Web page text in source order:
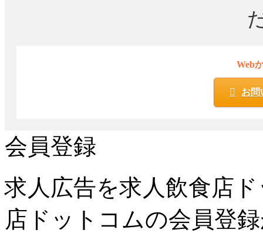
Web
お問
会員登録
求人広告を求人飲食店
店ドットコムの会員登